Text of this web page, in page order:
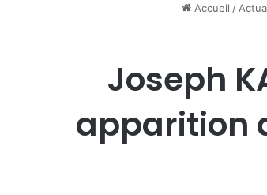
Accueil /
Joseph
apparition